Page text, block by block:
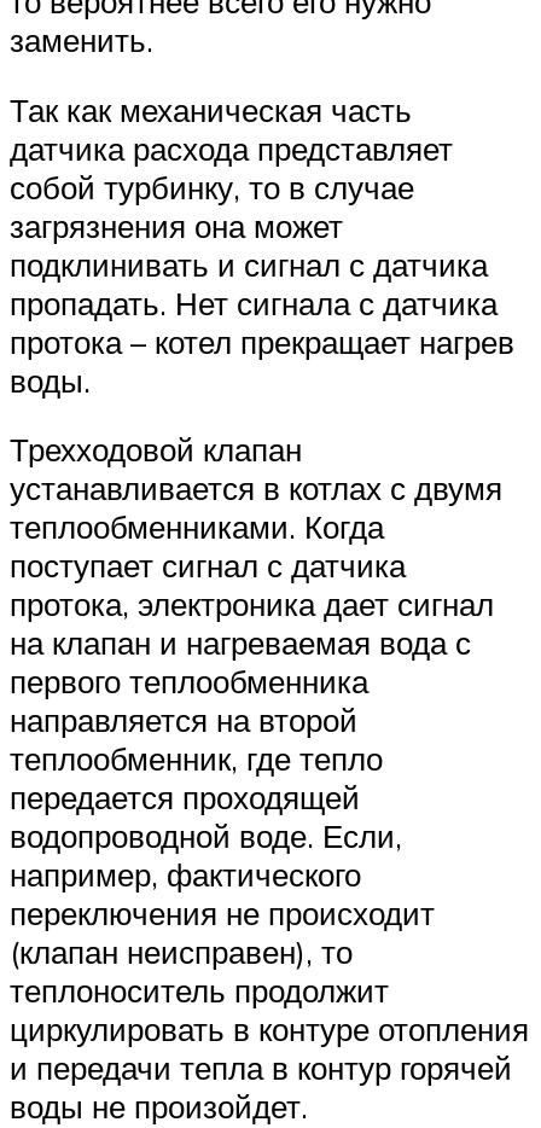
заменить.
Так как механическая часть
датчика расхода представляет
собой турбинку, то в случае
загрязнения она может
подклинивать и сигнал с датчика
пропадать. Нет сигнала с датчика
протока – котел прекращает нагрев
воды.
Трехходовой клапан
устанавливается в котлах с двумя
теплообменниками. Когда
поступает сигнал с датчика
протока, электроника дает сигнал
на клапан и нагреваемая вода с
первого теплообменника
направляется на второй
теплообменник, где тепло
передается проходящей
водопроводной воде. Если,
например, фактического
переключения не происходит
(клапан неисправен), то
теплоноситель продолжит
циркулировать в контуре отопления
и передачи тепла в контур горячей
воды не произойдет.